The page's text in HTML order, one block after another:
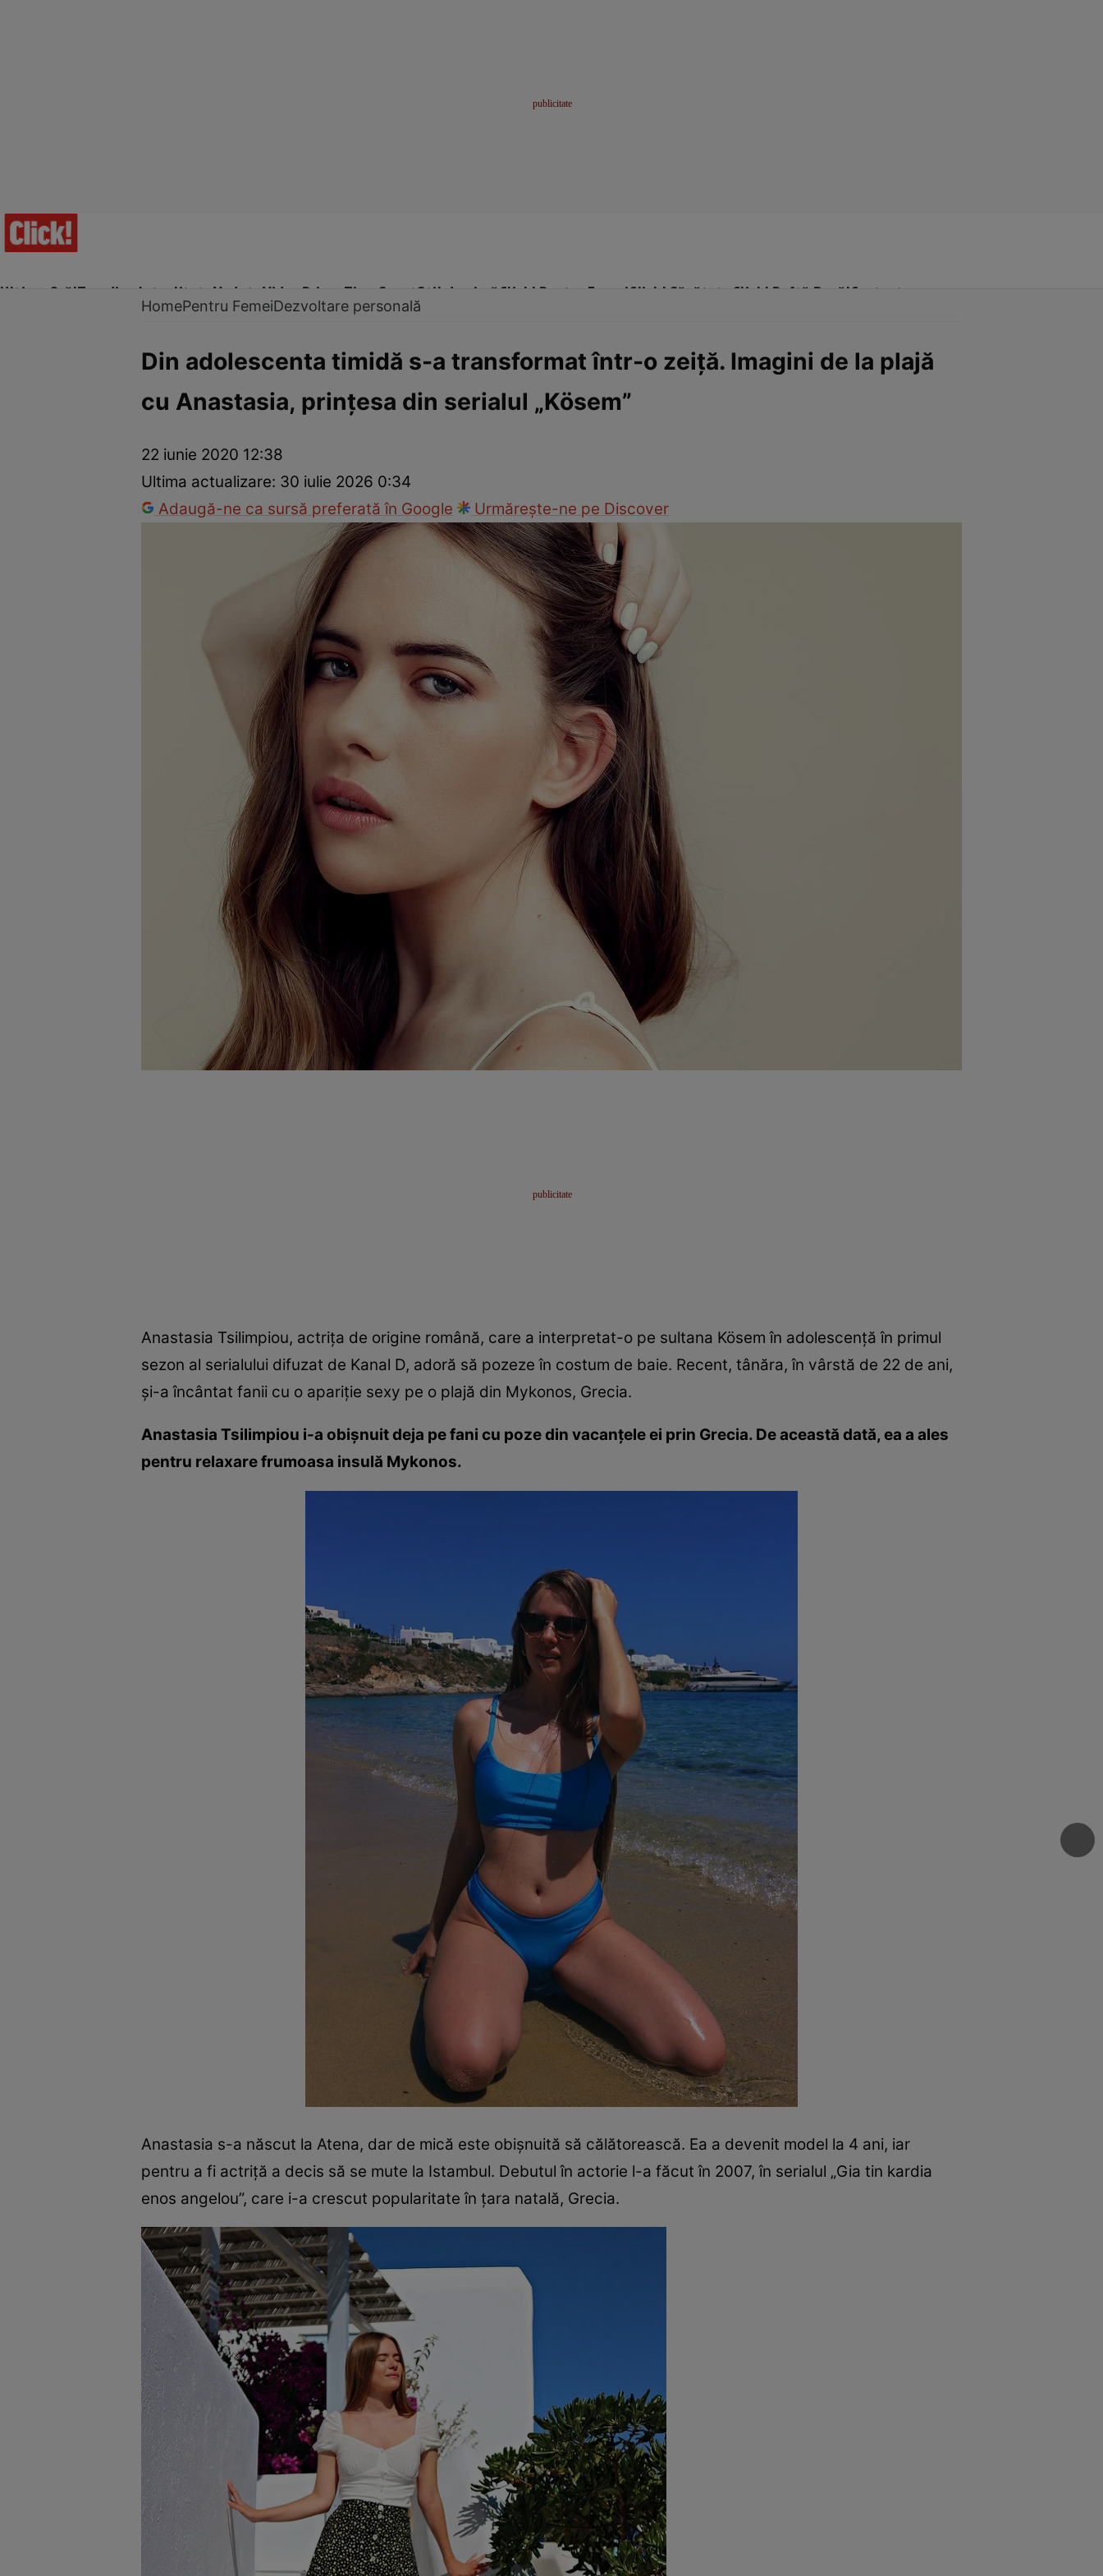
Ultima Oră!Trending Actualitate Vedete Video Prime Time SportStil de viațăClick! Pentru FemeiClick! Sănătate Click! Poftă Bună!Contact
Dezvoltare personalăÎngrijire personalăCasă și grădinăModă
HomePentru FemeiDezvoltare personală
Din adolescenta timidă s-a transformat într-o zeiţă. Imagini de la plajă
cu Anastasia, prinţesa din serialul „Kösem”
22 iunie 2020 12:38
Ultima actualizare: 30 iulie 2026 0:34
Adaugă-ne ca sursă preferată în Google
Urmărește-ne pe Discover
Anastasia Tsilimpiou, actriţa de origine română, care a interpretat-o pe sultana Kösem în adolescenţă în primul
sezon al serialului difuzat de Kanal D, adoră să pozeze în costum de baie. Recent, tânăra, în vârstă de 22 de ani,
şi-a încântat fanii cu o apariţie sexy pe o plajă din Mykonos, Grecia.
Anastasia Tsilimpiou i-a obişnuit deja pe fani cu poze din vacanţele ei prin Grecia. De această dată, ea a ales
pentru relaxare frumoasa insulă Mykonos.
Anastasia s-a născut la Atena, dar de mică este obişnuită să călătorească. Ea a devenit model la 4 ani, iar
pentru a fi actriţă a decis să se mute la Istambul. Debutul în actorie l-a făcut în 2007, în serialul „Gia tin kardia
enos angelou”, care i-a crescut popularitate în ţara natală, Grecia.